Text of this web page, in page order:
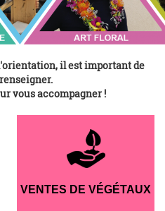
il est important de
vous accompagner !
VENTES DE VÉGÉTAUX